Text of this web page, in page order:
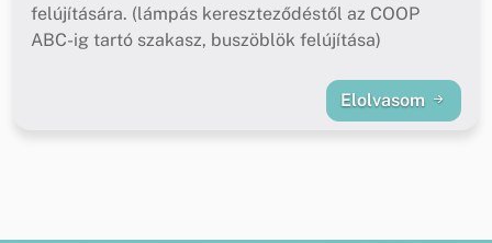
felújítására. (lámpás kereszteződéstől az COOP
ABC-ig tartó szakasz, buszöblök felújítása)
Elolvasom